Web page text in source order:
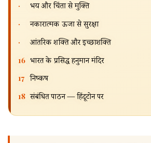
· भय और चिंता से मुक्ति
· नकारात्मक ऊर्जा से सुरक्षा
· आंतरिक शक्ति और इच्छाशक्ति
16 भारत के प्रसिद्ध हनुमान मंदिर
17 निष्कर्ष
18 संबंधित पाठन — हिंदूटोन पर